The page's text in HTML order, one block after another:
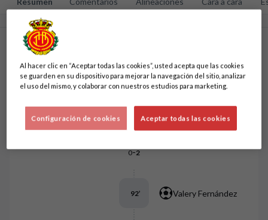
1 2
Eventos del partido
0-2
Valery Fernández
92’
Al hacer clic en “Aceptar todas las cookies”, usted acepta que las cookies
se guarden en su dispositivo para mejorar la navegación del sitio, analizar
el uso del mismo, y colaborar con nuestros estudios para marketing.
Aceptar todas las cookies
Configuración de cookies